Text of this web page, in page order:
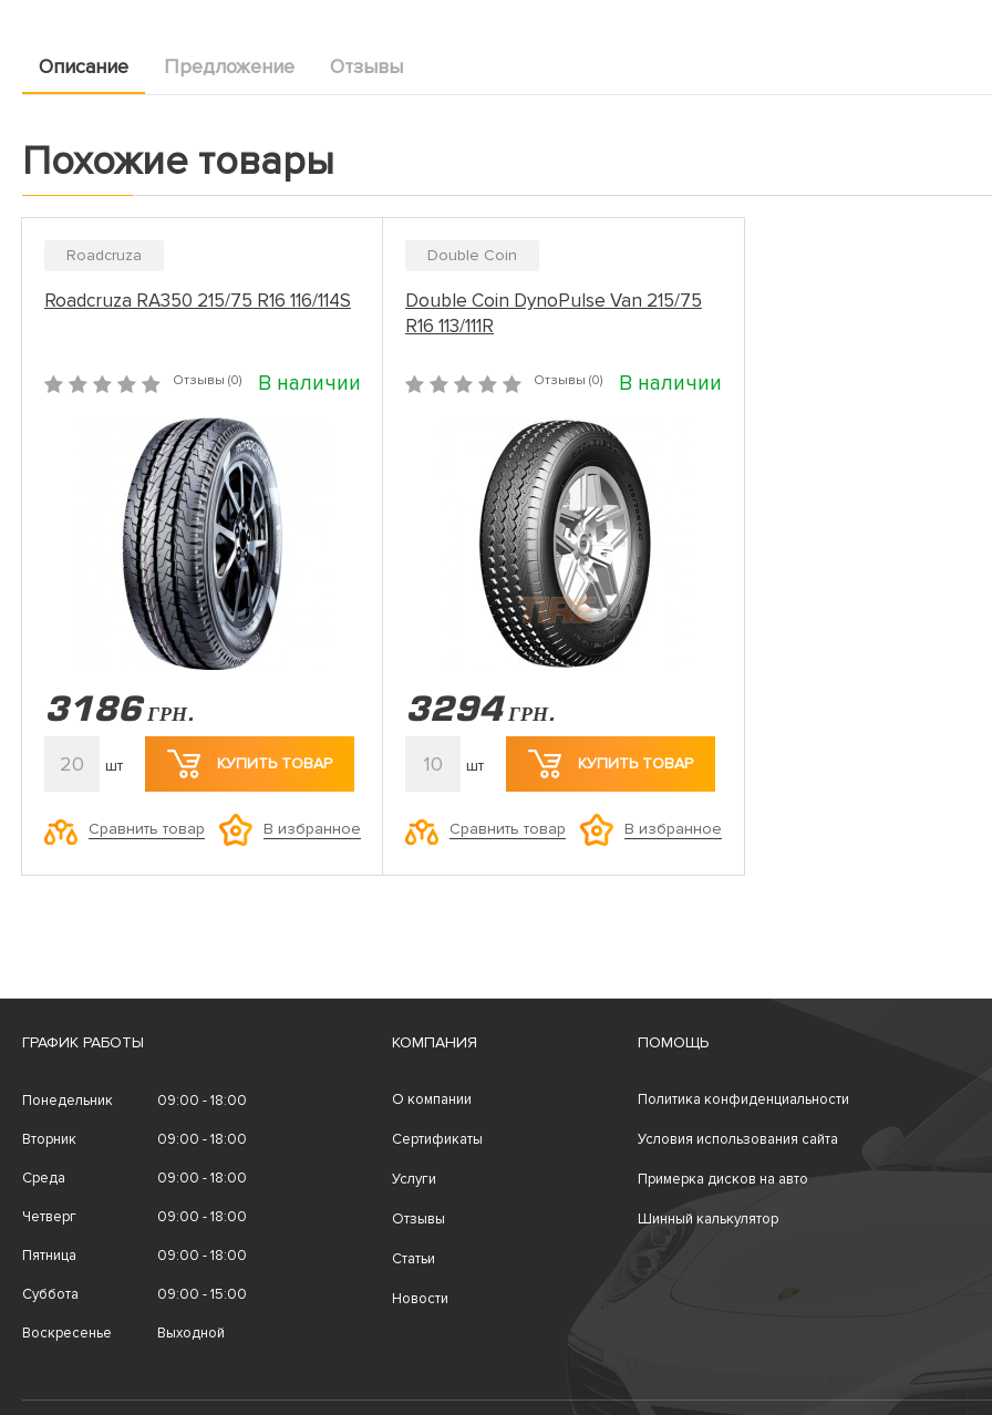
Описание Предложение Отзывы
Похожие товары
Roadcruza
Roadcruza RA350 215/75 R16 116/114S
Отзывы (0) В наличии
3186 ГРН.
20 шт КУПИТЬ ТОВАР
Сравнить товар В избранное
Double Coin
Double Coin DynoPulse Van 215/75
R16 113/111R
Отзывы (0) В наличии
3294 ГРН.
10 шт КУПИТЬ ТОВАР
Сравнить товар В избранное
ГРАФИК РАБОТЫ
Понедельник 09:00 - 18:00
Вторник 09:00 - 18:00
Среда 09:00 - 18:00
Четверг 09:00 - 18:00
Пятница 09:00 - 18:00
Суббота 09:00 - 15:00
Воскресенье Выходной
КОМПАНИЯ
О компании
Сертификаты
Услуги
Отзывы
Статьи
Новости
ПОМОЩЬ
Политика конфиденциальности
Условия использования сайта
Примерка дисков на авто
Шинный калькулятор